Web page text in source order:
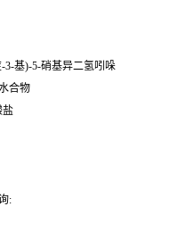
-3-基)-5-硝基异二氢吲哚
合物
盐
: